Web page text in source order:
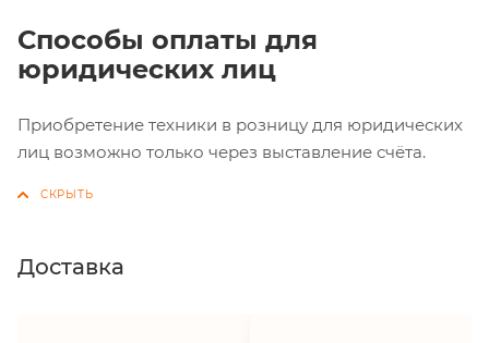
Способы оплаты для
юридических лиц
Приобретение техники в розницу для юридических
лиц возможно только через выставление счёта.
Доставка